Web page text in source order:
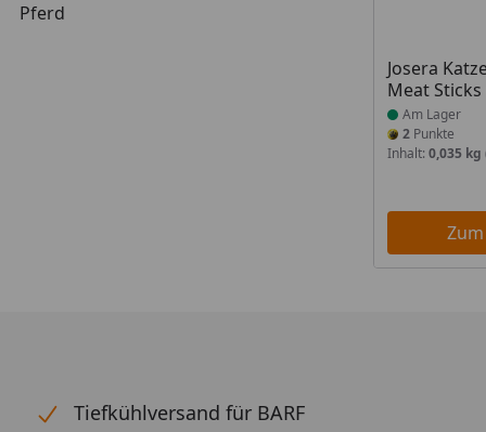
Pferd
Josera
Meat
Produkt
Am Lager
2 Punkte
Inhalt: 0,035 kg
Tiefkühlversand für BARF